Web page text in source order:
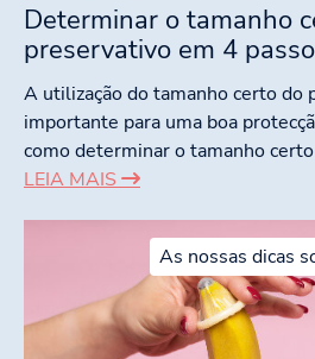
Determinar o tamanho
preservativo em 4
A utilização do tamanho certo do
importante para uma boa
como determinar o tamanho
LEIA MAIS
As nossas dicas